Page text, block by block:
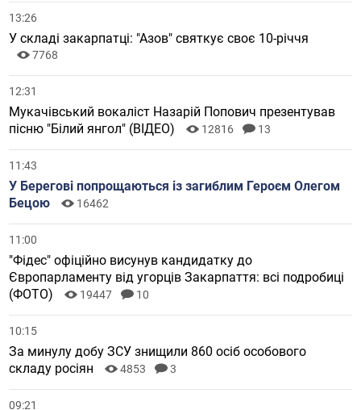
13:26
У складі закарпатці: "Азов" святкує своє 10-річчя
7768
12:31
Мукачівський вокаліст Назарій Попович презентував
пісню "Білий янгол" (ВІДЕО)
12816 13
11:43
У Берегові попрощаються із загиблим Героєм Олегом
Бецою
16462
11:00
"Фідес" офіційно висунув кандидатку до
Європарламенту від угорців Закарпаття: всі подробиці
(ФОТО)
19447 10
10:15
За минулу добу ЗСУ знищили 860 осіб особового
складу росіян
4853 3
09:21